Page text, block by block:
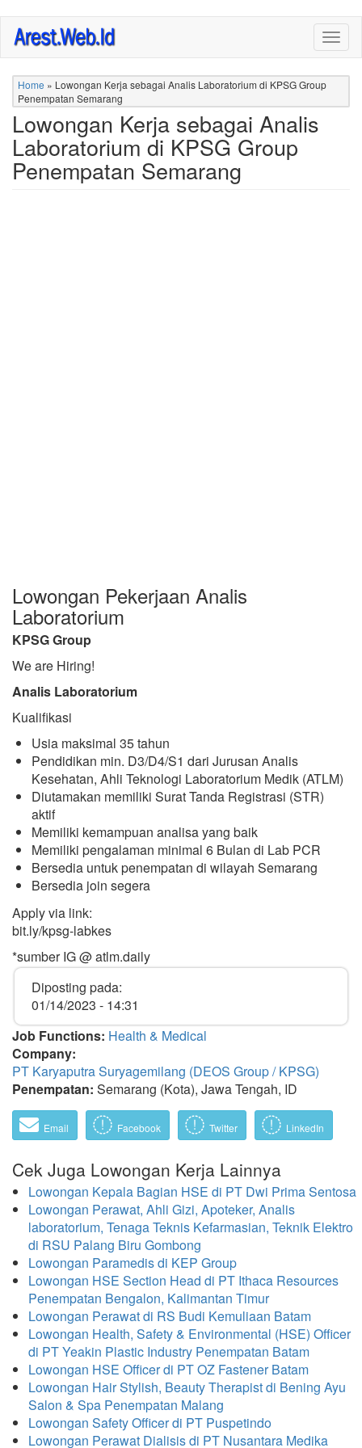
Skip
main
content
Home » Lowongan Kerja sebagai Analis Laboratorium di KPSG Group
Penempatan Semarang
Lowongan Kerja sebagai Analis
Laboratorium di KPSG Group
Penempatan Semarang
Lowongan Pekerjaan Analis
Laboratorium
KPSG Group
We are Hiring!
Analis Laboratorium
Kualifikasi
Usia maksimal 35 tahun
Pendidikan min. D3/D4/S1 dari Jurusan Analis
Kesehatan, Ahli Teknologi Laboratorium Medik (ATLM)
Diutamakan memiliki Surat Tanda Registrasi (STR)
aktif
Memiliki kemampuan analisa yang baik
Memiliki pengalaman minimal 6 Bulan di Lab PCR
Bersedia untuk penempatan di wilayah Semarang
Bersedia join segera
Apply via link:
bit.ly/kpsg-labkes
*sumber IG @ atlm.daily
Diposting pada:
01/14/2023 - 14:31
Job Functions: Health & Medical
Company:
PT Karyaputra Suryagemilang (DEOS Group / KPSG)
Penempatan: Semarang (Kota), Jawa Tengah, ID
Email Facebook Twitter LinkedIn
Cek Juga Lowongan Kerja Lainnya
Lowongan Kepala Bagian HSE di PT Dwi Prima Sentosa
Lowongan Perawat, Ahli Gizi, Apoteker, Analis
laboratorium, Tenaga Teknis Kefarmasian, Teknik Elektro
di RSU Palang Biru Gombong
Lowongan Paramedis di KEP Group
Lowongan HSE Section Head di PT Ithaca Resources
Penempatan Bengalon, Kalimantan Timur
Lowongan Perawat di RS Budi Kemuliaan Batam
Lowongan Health, Safety & Environmental (HSE) Officer
di PT Yeakin Plastic Industry Penempatan Batam
Lowongan HSE Officer di PT OZ Fastener Batam
Lowongan Hair Stylish, Beauty Therapist di Bening Ayu
Salon & Spa Penempatan Malang
Lowongan Safety Officer di PT Puspetindo
Lowongan Perawat Dialisis di PT Nusantara Medika